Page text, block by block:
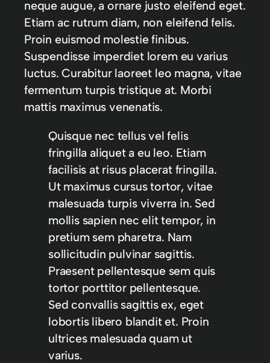
neque augue, a ornare justo eleifend eget.
Etiam ac rutrum diam, non eleifend felis.
Proin euismod molestie finibus.
Suspendisse imperdiet lorem eu varius
luctus. Curabitur laoreet leo magna, vitae
fermentum turpis tristique at. Morbi
mattis maximus venenatis.
Quisque nec tellus vel felis
fringilla aliquet a eu leo. Etiam
facilisis at risus placerat fringilla.
Ut maximus cursus tortor, vitae
malesuada turpis viverra in. Sed
mollis sapien nec elit tempor, in
pretium sem pharetra. Nam
sollicitudin pulvinar sagittis.
Praesent pellentesque sem quis
tortor porttitor pellentesque.
Sed convallis sagittis ex, eget
lobortis libero blandit et. Proin
ultrices malesuada quam ut
varius.